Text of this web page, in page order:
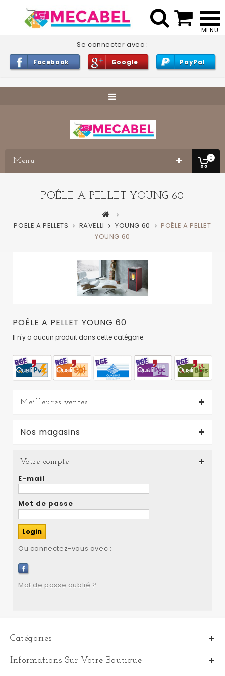
Se connecter avec :
Facebook Google PayPal
0
Menu
POÊLE A PELLET YOUNG 60
POELE A PELLETS RAVELLI YOUNG 60
POÊLE A PELLET
YOUNG 60
POÊLE A PELLET YOUNG 60
Il n'y a aucun produit dans cette catégorie.
Meilleures ventes
Nos magasins
Votre compte
E-mail
Mot de passe
Ou connectez-vous avec :
Mot de passe oublié ?
Catégories
Informations Sur Votre Boutique
 